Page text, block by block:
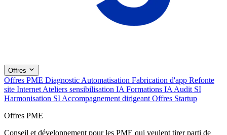
Offres
Offres PME Diagnostic Automatisation Fabrication d'app Refonte
site Internet Ateliers sensibilisation IA Formations IA Audit SI
Harmonisation SI Accompagnement dirigeant Offres Startup
Offres PME
Conseil et développement pour les PME qui veulent tirer parti de